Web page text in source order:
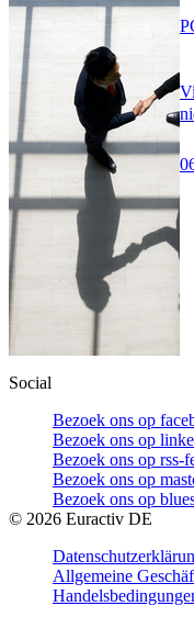
Social
Bezoek ons op
Bezoek ons op
Bezoek ons op rss-
Bezoek ons op
Bezoek ons op
© 2026 Euractiv DE
Allgemeine